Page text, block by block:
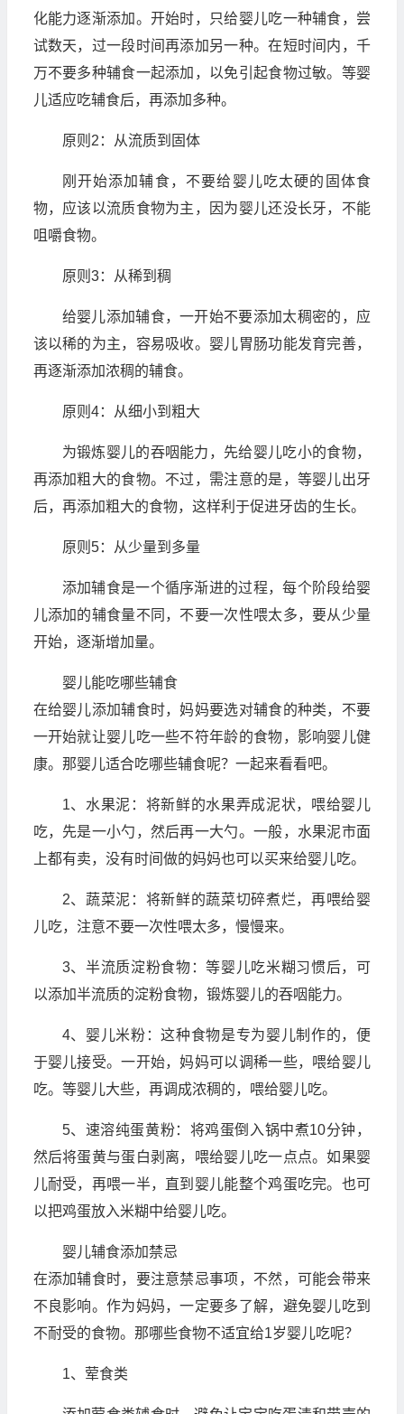
化能力逐渐添加。开始时，只给婴儿吃一种辅食，尝
试数天，过一段时间再添加另一种。在短时间内，千
万不要多种辅食一起添加，以免引起食物过敏。等婴
儿适应吃辅食后，再添加多种。
原则2：从流质到固体
刚开始添加辅食，不要给婴儿吃太硬的固体食
物，应该以流质食物为主，因为婴儿还没长牙，不能
咀嚼食物。
原则3：从稀到稠
给婴儿添加辅食，一开始不要添加太稠密的，应
该以稀的为主，容易吸收。婴儿胃肠功能发育完善，
再逐渐添加浓稠的辅食。
原则4：从细小到粗大
为锻炼婴儿的吞咽能力，先给婴儿吃小的食物，
再添加粗大的食物。不过，需注意的是，等婴儿出牙
后，再添加粗大的食物，这样利于促进牙齿的生长。
原则5：从少量到多量
添加辅食是一个循序渐进的过程，每个阶段给婴
儿添加的辅食量不同，不要一次性喂太多，要从少量
开始，逐渐增加量。
婴儿能吃哪些辅食
在给婴儿添加辅食时，妈妈要选对辅食的种类，不要
一开始就让婴儿吃一些不符年龄的食物，影响婴儿健
康。那婴儿适合吃哪些辅食呢？一起来看看吧。
1、水果泥：将新鲜的水果弄成泥状，喂给婴儿
吃，先是一小勺，然后再一大勺。一般，水果泥市面
上都有卖，没有时间做的妈妈也可以买来给婴儿吃。
2、蔬菜泥：将新鲜的蔬菜切碎煮烂，再喂给婴
儿吃，注意不要一次性喂太多，慢慢来。
3、半流质淀粉食物：等婴儿吃米糊习惯后，可
以添加半流质的淀粉食物，锻炼婴儿的吞咽能力。
4、婴儿米粉：这种食物是专为婴儿制作的，便
于婴儿接受。一开始，妈妈可以调稀一些，喂给婴儿
吃。等婴儿大些，再调成浓稠的，喂给婴儿吃。
5、速溶纯蛋黄粉：将鸡蛋倒入锅中煮10分钟，
然后将蛋黄与蛋白剥离，喂给婴儿吃一点点。如果婴
儿耐受，再喂一半，直到婴儿能整个鸡蛋吃完。也可
以把鸡蛋放入米糊中给婴儿吃。
婴儿辅食添加禁忌
在添加辅食时，要注意禁忌事项，不然，可能会带来
不良影响。作为妈妈，一定要多了解，避免婴儿吃到
不耐受的食物。那哪些食物不适宜给1岁婴儿吃呢？
1、荤食类